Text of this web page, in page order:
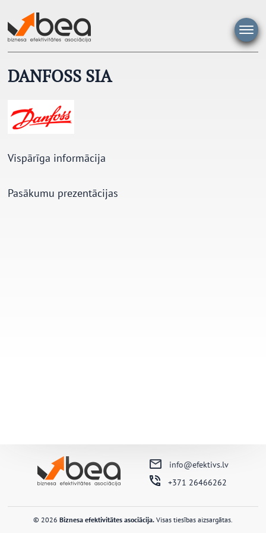
saturu
DANFOSS SIA
Vispārīga informācija
Pasākumu prezentācijas
info@efektivs.lv
+371 26466262
© 2026 Biznesa efektivitātes asociācija. Visas tiesības aizsargātas.